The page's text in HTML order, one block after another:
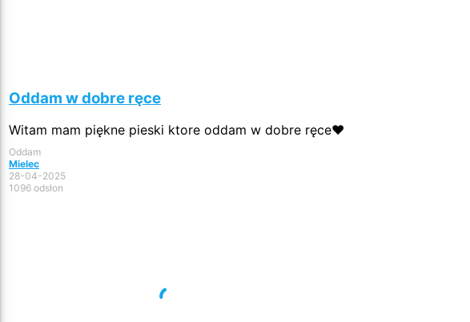
Oddam w dobre ręce
Witam mam piękne pieski ktore oddam w dobre ręce❤️
Oddam
Mielec
28-04-2025
1096 odsłon